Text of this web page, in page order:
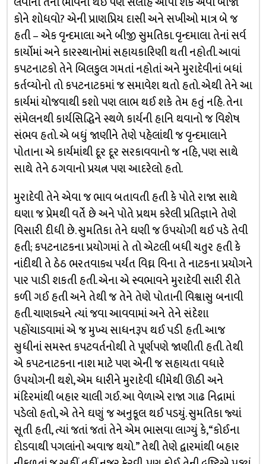
કોને શોધવો? એની પ્રાણપ્રિય દાસી અને સખીઓ માત્ર બે જ
હતી – એક વૃન્દમાલા અને બીજી સુમતિકા. વૃન્દમાલા તેનાં સર્વ
કાર્યોમાં અને કારસ્થાનોમાં સહાયકારિણી થતી નહોતી. આવાં
કપટનાટકો તેને બિલકુલ ગમતાં નહોતાં અને મુરાદેવીનાં બધાં
કર્તવ્યોનો તો કપટનાટકમાં જ સમાવેશ થતો હતો. એથી તેને આ
કાર્યમાં યોજવાથી કશો પણ લાભ થઈ શકે તેમ હતું નહિ. તેના
સંમેલનથી કાર્યસિદ્ધિને સ્થળે કાર્યની હાનિ થવાનો જ વિશેષ
સંભવ હતો. એ બધું જાણીને તેણે પહેલાંથી જ વૃન્દમાલાને
પોતાના એ કાર્યમાંથી દૂર દૂર સરકાવવાનો જ નહિ, પણ સાથે
સાથે તેને ઠગવાનો પ્રયત્ન પણ આદરેલો હતો.
મુરાદેવી તેને એવા જ ભાવ બતાવતી હતી કે પોતે રાજા સાથે
ઘણા જ પ્રેમથી વર્તે છે અને પોતે પ્રથમ કરેલી પ્રતિજ્ઞાને તેણે
વિસારી દીધી છે. સુમતિકા તેને ઘણી જ ઉપયોગી થઈ પડે તેવી
હતી; કપટનાટકના પ્રયોગમાં તે તો એટલી બધી ચતુર હતી કે
નાંદીથી તે ઠેઠ ભરતવાક્ય પર્યંત વિઘ્ન વિના તે નાટકના પ્રયોગને
પાર પાડી શકતી હતી. એના એ સ્વભાવને મુરાદેવી સારી રીતે
કળી ગઈ હતી અને તેથી જ તેને તેણે પોતાની વિશ્વાસુ બનાવી
હતી. ચાણક્યને ત્યાં જવા આવવામાં અને તેને સંદેશા
પહોંચાડવામાં એ જ મુખ્ય સાધનરૂપ થઈ પડી હતી. આજ
સુધીનાં સમસ્ત કપટવર્તનોથી તે પૂર્ણપણે જાણીતી હતી. તેથી
એ કપટનાટકના નાશ માટે પણ એની જ સહાયતા વધારે
ઉપયોગની થશે, એમ ધારીને મુરાદેવી ધીમેથી ઊઠી અને
મંદિરમાંથી બહાર ચાલી ગઈ. આ વેળાએ રાજા ગાઢ નિદ્રામાં
પડેલો હતો, એ તેને ઘણું જ અનુકૂલ થઈ પડયું. સુમતિકા જ્યાં
સૂતી હતી, ત્યાં જતાં જતાં તેને એમ ભાસવા લાગ્યું કે, “કોઈના
દોડવાથી પગલાંનો અવાજ થયો.” તેથી તેણે દ્વારમાંથી બહાર